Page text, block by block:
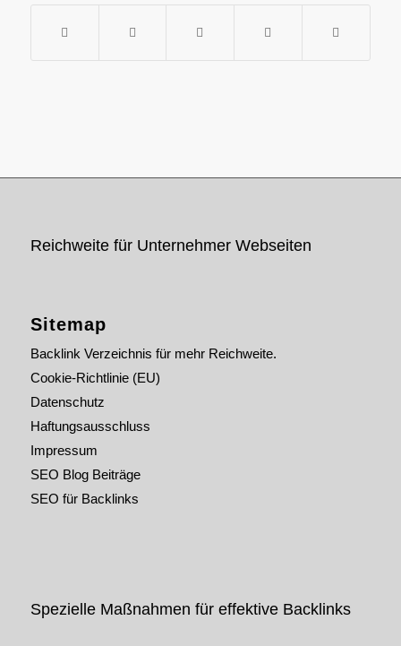
Reichweite für Unternehmer Webseiten
Sitemap
Backlink Verzeichnis für mehr Reichweite.
Cookie-Richtlinie (EU)
Datenschutz
Haftungsausschluss
Impressum
SEO Blog Beiträge
SEO für Backlinks
Spezielle Maßnahmen für effektive Backlinks